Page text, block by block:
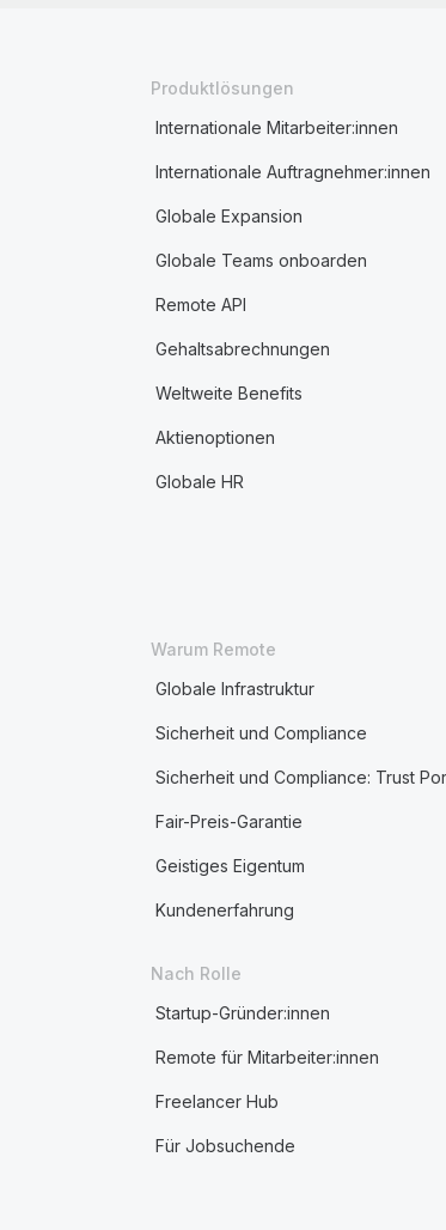
Produktlösungen
Internationale Mitarbeiter:innen
Internationale Auftragnehmer:innen
Globale Expansion
Globale Teams onboarden
Remote API
Gehaltsabrechnungen
Weltweite Benefits
Aktienoptionen
Globale HR
Warum Remote
Globale Infrastruktur
Sicherheit und Compliance
Sicherheit und Compliance: Trust
Fair-Preis-Garantie
Geistiges Eigentum
Kundenerfahrung
Nach Rolle
Startup-Gründer:innen
Remote für Mitarbeiter:innen
Freelancer Hub
Für Jobsuchende